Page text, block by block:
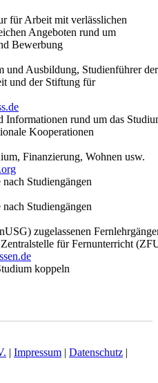
für Arbeit mit verlässlichen
Angeboten rund um
Bewerbung
und Ausbildung, Studienführer der
und der Stiftung für
Informationen rund um das
Kooperationen
Finanzierung, Wohnen usw.
Studiengängen
Studiengängen
zugelassenen
für Fernunterricht
koppeln
| Impressum | Datenschutz |